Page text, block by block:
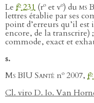
Le fo231 (ro et vo) du ms
lettres établie par ses
point d’erreurs qu’il
encore, de la transcrire)
commode, exact et
s.
Ms BIU Santé no 2007, fo
Cl. viro D. Io. Van